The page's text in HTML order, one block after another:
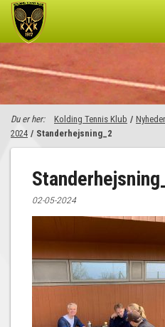
Du er her: Kolding Tennis Klub / Nyheder
2024 / Standerhejsning_2
02-05-2024